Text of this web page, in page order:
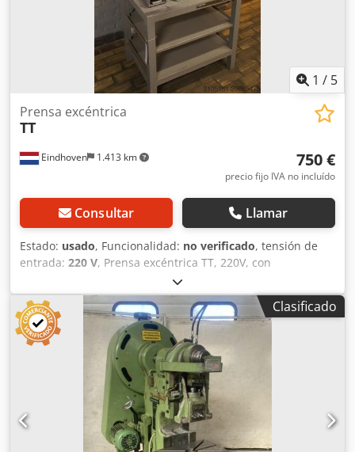
1 / 5
Eindhoven 1.413 km
Prensa excéntrica
TT
750 €
precio fijo IVA no incluído
Consultar Llamar
Estado: usado, Funcionalidad: no verificado, tensión de
entrada: 220 V, Prensa excéntrica TT, 220V, con
iluminación y carrera ajustable Credpjx Dkzdsfx Ahtof
Clasificado